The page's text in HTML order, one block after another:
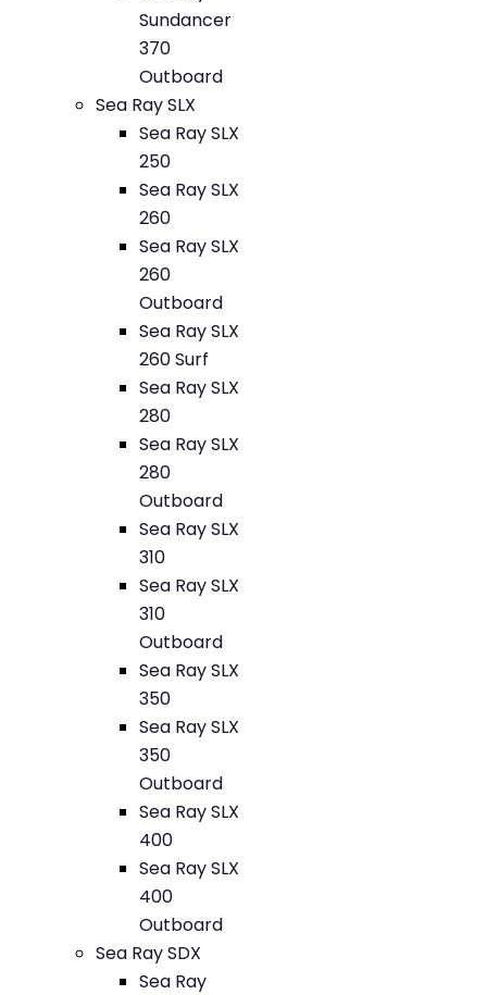
Sundancer
370
Outboard
Sea Ray SLX
Sea Ray SLX
250
Sea Ray SLX
260
Sea Ray SLX
260
Outboard
Sea Ray SLX
260 Surf
Sea Ray SLX
280
Sea Ray SLX
280
Outboard
Sea Ray SLX
310
Sea Ray SLX
310
Outboard
Sea Ray SLX
350
Sea Ray SLX
350
Outboard
Sea Ray SLX
400
Sea Ray SLX
400
Outboard
Sea Ray SDX
Sea Ray